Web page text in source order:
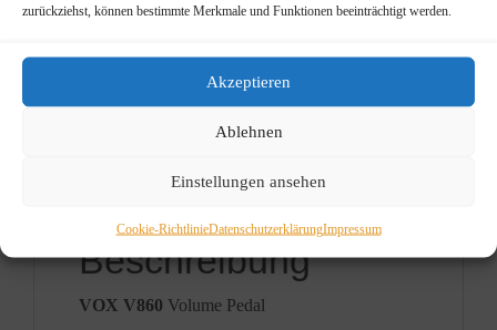
zurückziehst, können bestimmte Merkmale und Funktionen beeinträchtigt werden.
Akzeptieren
Ablehnen
Einstellungen ansehen
Cookie-RichtlinieDatenschutzerklärungImpressum
robustes Vol.Pedal für E-
Artikelnummer:0060
Kategorie:E-Gitarren + Bässe
Beschreibung
Beschreibung
VOX V860 Volume Pedal